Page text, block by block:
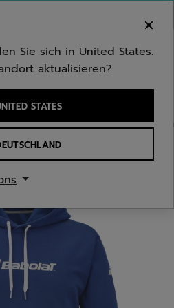
eingeben
Sie sich in United States.
aktualisieren?
STATES